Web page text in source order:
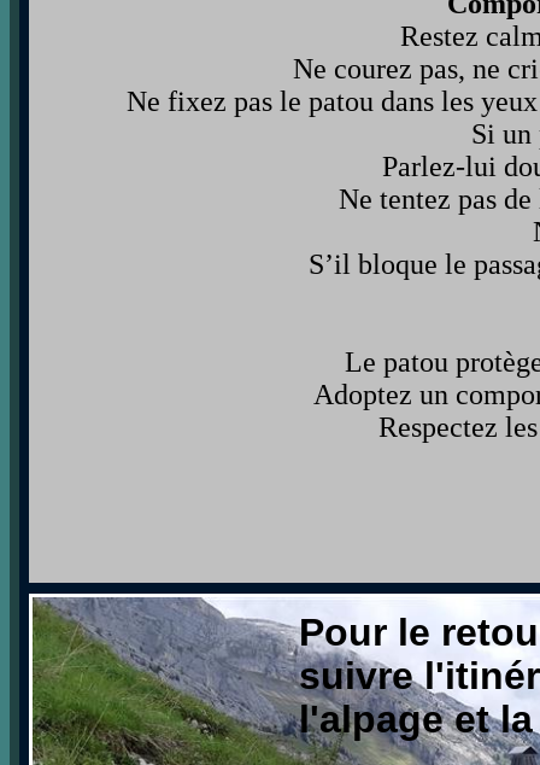
Restez
Ne courez pas, ne
Ne fixez pas le patou dans les
Si un
Parlez-lui
Ne tentez pas
S’il bloque le
Le patou
Adoptez un
Respectez
Pour le
suivre
l'alpage et